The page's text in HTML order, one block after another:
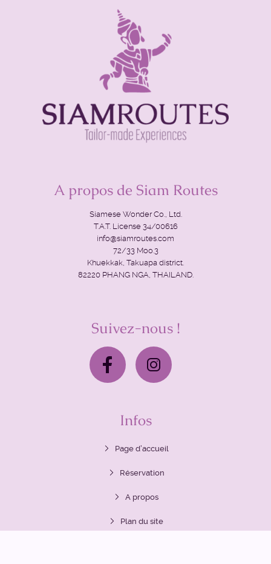
A propos de Siam Routes
Siamese Wonder Co., Ltd.
T.A.T. License 34/00616
info@siamroutes.com
72/33 Moo.3
Khuekkak, Takuapa district.
82220 PHANG NGA, THAILAND.
Suivez-nous !
Infos
Page d’accueil
Réservation
A propos
Plan du site